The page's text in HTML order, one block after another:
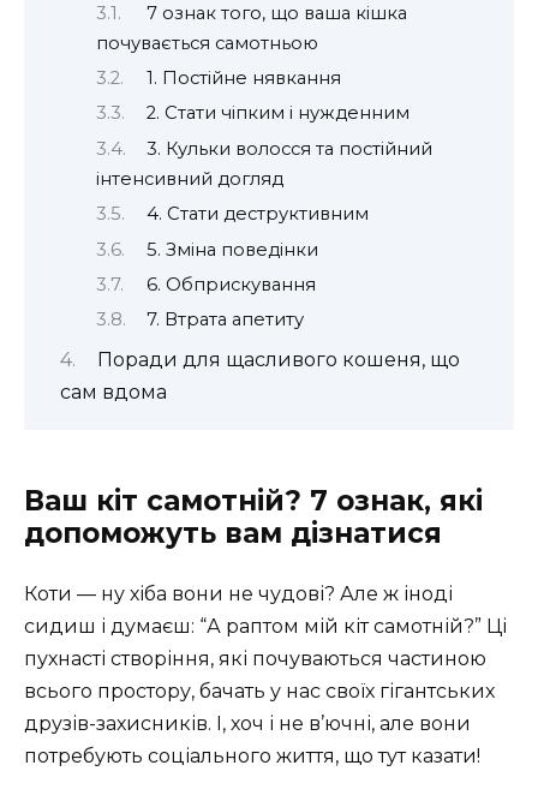
7 ознак того, що ваша кішка
почувається самотньою
1. Постійне нявкання
2. Стати чіпким і нужденним
3. Кульки волосся та постійний
інтенсивний догляд
4. Стати деструктивним
5. Зміна поведінки
6. Обприскування
7. Втрата апетиту
Поради для щасливого кошеня, що
сам вдома
Ваш кіт самотній? 7 ознак, які
допоможуть вам дізнатися
Коти — ну хіба вони не чудові? Але ж іноді
сидиш і думаєш: “А раптом мій кіт самотній?” Ці
пухнасті створіння, які почуваються частиною
всього простору, бачать у нас своїх гігантських
друзів-захисників. І, хоч і не в’ючні, але вони
потребують соціального життя, що тут казати!